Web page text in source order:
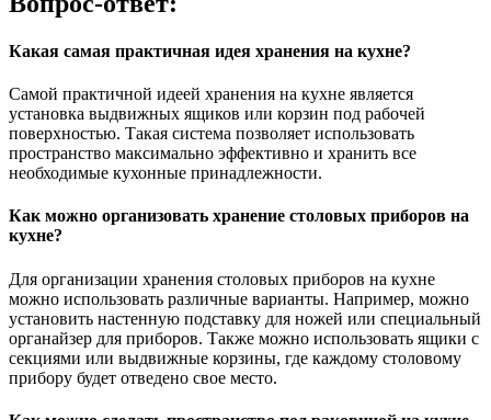
Какая самая практичная идея хранения на кухне?
Самой практичной идеей хранения на кухне является
установка выдвижных ящиков или корзин под рабочей
поверхностью. Такая система позволяет использовать
пространство максимально эффективно и хранить все
необходимые кухонные принадлежности.
Как можно организовать хранение столовых приборов на
кухне?
Для организации хранения столовых приборов на кухне
можно использовать различные варианты. Например, можно
установить настенную подставку для ножей или специальный
органайзер для приборов. Также можно использовать ящики с
секциями или выдвижные корзины, где каждому столовому
прибору будет отведено свое место.